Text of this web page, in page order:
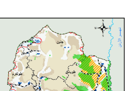
ש.א
902
منطقة
إطلاق
نار
902